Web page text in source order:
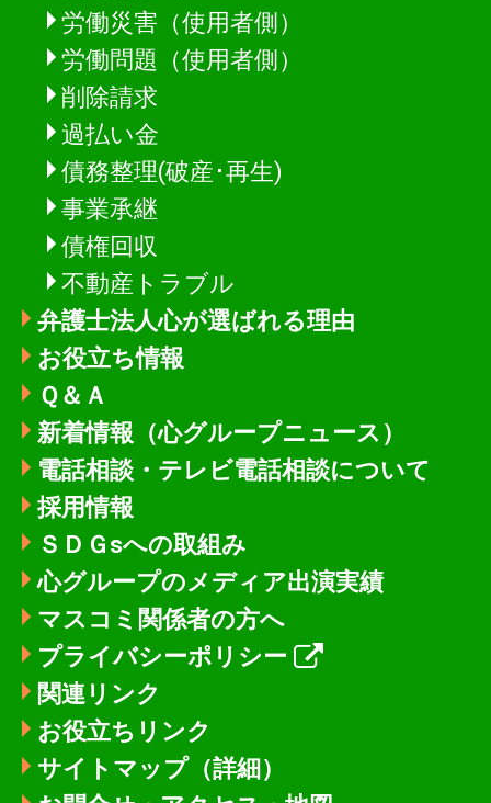
労働災害（使用者側）
労働問題（使用者側）
削除請求
過払い金
債務整理(破産･再生)
事業承継
債権回収
不動産トラブル
弁護士法人心が選ばれる理由
お役立ち情報
Ｑ＆Ａ
新着情報 （心グループニュース）
電話相談・テレビ電話相談について
採用情報
ＳＤＧsへの取組み
心グループのメディア出演実績
マスコミ関係者の方へ
プライバシーポリシー
関連リンク
お役立ちリンク
サイトマップ（詳細）